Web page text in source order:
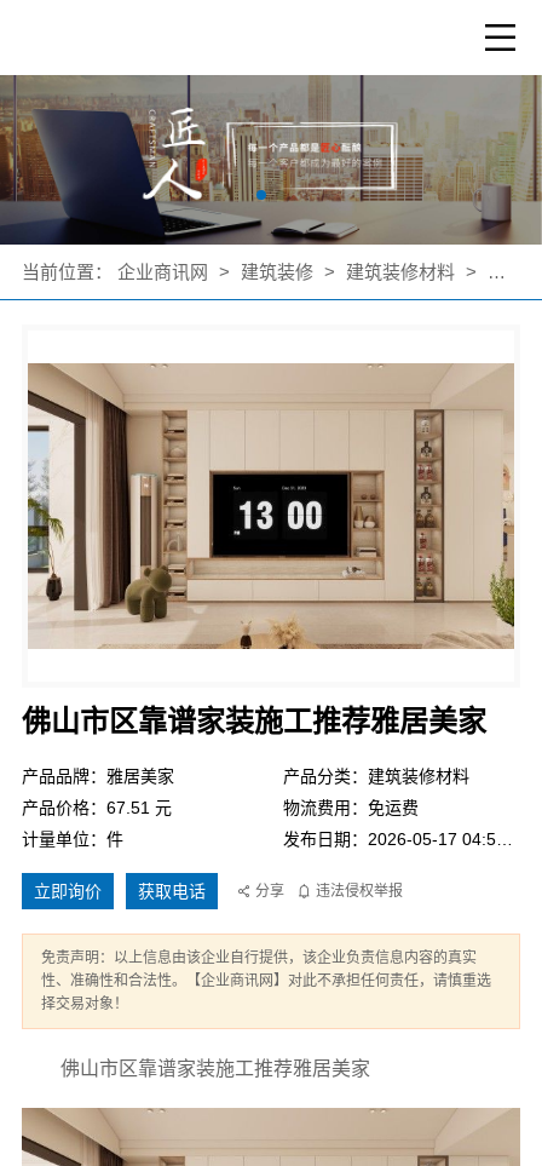
当前位置： 企业商讯网 > 建筑装修 > 建筑装修材料 > 公司
佛山市区靠谱家装施工推荐雅居美家
产品品牌：雅居美家
产品分类：建筑装修材料
产品价格：67.51 元
物流费用：免运费
计量单位：件
立即询价 获取电话 分享 违法侵权举报
免责声明：以上信息由该企业自行提供，该企业负责信息内容的真实
性、准确性和合法性。【企业商讯网】对此不承担任何责任，请慎重选
择交易对象！
佛山市区靠谱家装施工推荐雅居美家